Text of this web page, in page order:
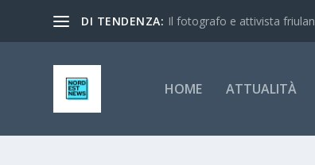
DI TENDENZA: Il fotografo e attivista
HOME ATTUALITÀ